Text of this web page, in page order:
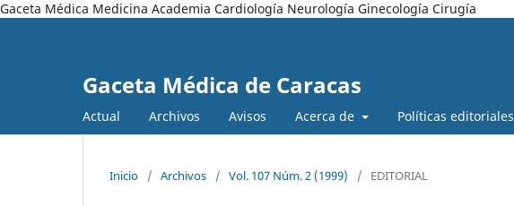
Gaceta Médica Medicina Academia Cardiología Neurología Ginecología Cirugía
Gaceta Médica de Caracas
Actual Archivos Avisos Acerca de Políticas editoriales
Inicio / Archivos / Vol. 107 Núm. 2 (1999) / EDITORIAL